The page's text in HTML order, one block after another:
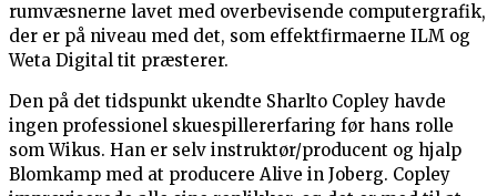
rumvæsnerne lavet med overbevisende computergrafik,
der er på niveau med det, som effektfirmaerne ILM og
Weta Digital tit præsterer.
Den på det tidspunkt ukendte Sharlto Copley havde
ingen professionel skuespillererfaring før hans rolle
som Wikus. Han er selv instruktør/producent og hjalp
Blomkamp med at producere Alive in Joberg. Copley